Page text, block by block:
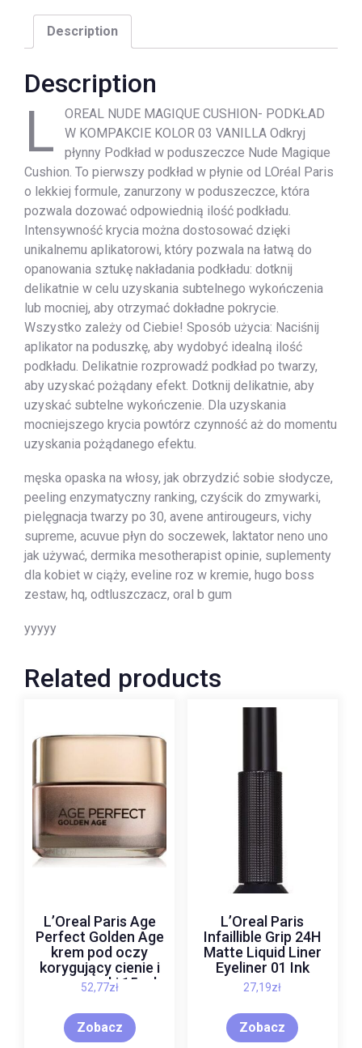
Description
Description
L
OREAL NUDE MAGIQUE CUSHION- PODKŁAD
W KOMPAKCIE KOLOR 03 VANILLA Odkryj
płynny Podkład w poduszeczce Nude Magique
Cushion. To pierwszy podkład w płynie od LOréal Paris
o lekkiej formule, zanurzony w poduszeczce, która
pozwala dozować odpowiednią ilość podkładu.
Intensywność krycia można dostosować dzięki
unikalnemu aplikatorowi, który pozwala na łatwą do
opanowania sztukę nakładania podkładu: dotknij
delikatnie w celu uzyskania subtelnego wykończenia
lub mocniej, aby otrzymać dokładne pokrycie.
Wszystko zależy od Ciebie! Sposób użycia: Naciśnij
aplikator na poduszkę, aby wydobyć idealną ilość
podkładu. Delikatnie rozprowadź podkład po twarzy,
aby uzyskać pożądany efekt. Dotknij delikatnie, aby
uzyskać subtelne wykończenie. Dla uzyskania
mocniejszego krycia powtórz czynność aż do momentu
uzyskania pożądanego efektu.
męska opaska na włosy, jak obrzydzić sobie słodycze,
peeling enzymatyczny ranking, czyścik do zmywarki,
pielęgnacja twarzy po 30, avene antirougeurs, vichy
supreme, acuvue płyn do soczewek, laktator neno uno
jak używać, dermika mesotherapist opinie, suplementy
dla kobiet w ciąży, eveline roz w kremie, hugo boss
zestaw, hq, odtluszczacz, oral b gum
yyyyy
Related products
L’Oreal Paris Age
Perfect Golden Age
krem pod oczy
korygujący cienie i
zmarszczki 15 ml
52,77zł
Zobacz
L’Oreal Paris
Infaillible Grip 24H
Matte Liquid Liner
Eyeliner 01 Ink
27,19zł
Zobacz